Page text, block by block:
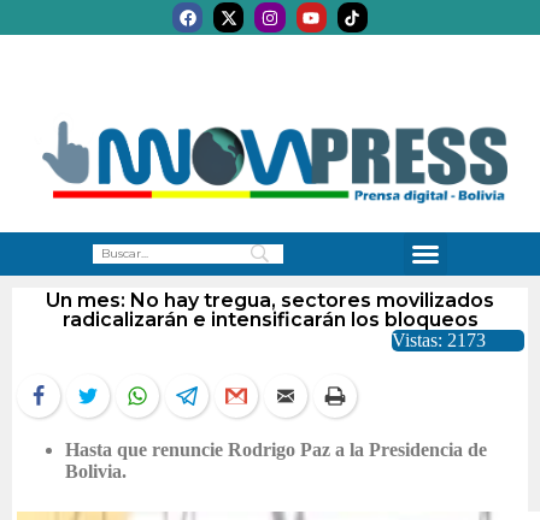
Un mes: No hay tregua, sectores movilizados
radicalizarán e intensificarán los bloqueos
Vistas: 2173
Hasta que renuncie Rodrigo Paz a la Presidencia de
Bolivia.